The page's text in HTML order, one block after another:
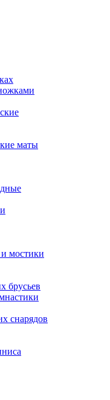
маты
мостики
брусьев
снарядов